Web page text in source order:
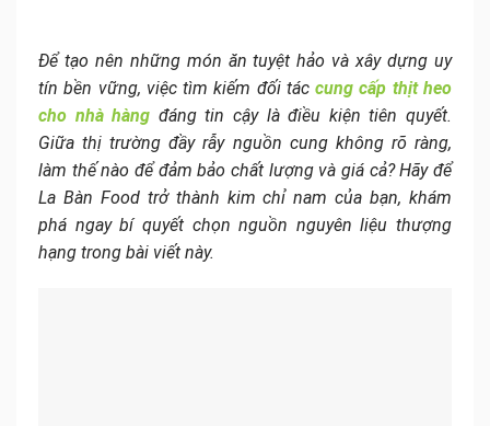
Để tạo nên những món ăn tuyệt hảo và xây dựng uy
tín bền vững, việc tìm kiếm đối táccung cấp thịt heo
cho nhà hàng đáng tin cậy là điều kiện tiên quyết.
Giữa thị trường đầy rẫy nguồn cung không rõ ràng,
làm thế nào để đảm bảo chất lượng và giá cả? Hãy để
La Bàn Food trở thành kim chỉ nam của bạn, khám
phá ngay bí quyết chọn nguồn nguyên liệu thượng
hạng trong bài viết này.